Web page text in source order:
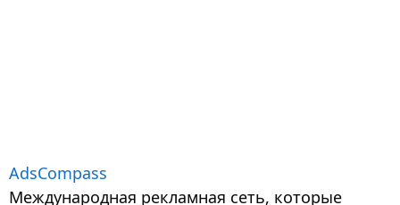
AdsCompass
Международная рекламная сеть, которые